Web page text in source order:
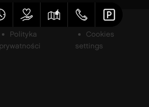
Outlets
Polityka
prywatności
Cookies
settings